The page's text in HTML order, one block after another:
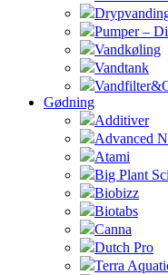
Pumper –
Vandkøling
Vandtank
Gødning
Additiver
Advanced
Atami
Big Plant
Biobizz
Biotabs
Canna
Dutch Pro
Terra